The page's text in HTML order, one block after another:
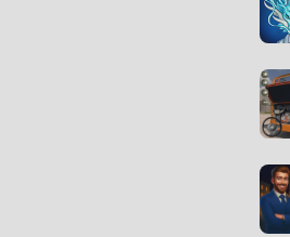
transporte específicas, como levar
ferroviários e semáforos para
arcade, projetado para